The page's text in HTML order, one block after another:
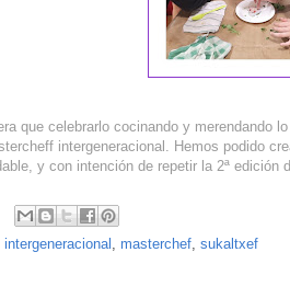
que celebrarlo cocinando y
intergeneracional. Hemos podido
y con intención de repetir la 2ª edición
intergeneracional masterchef sukaltxef